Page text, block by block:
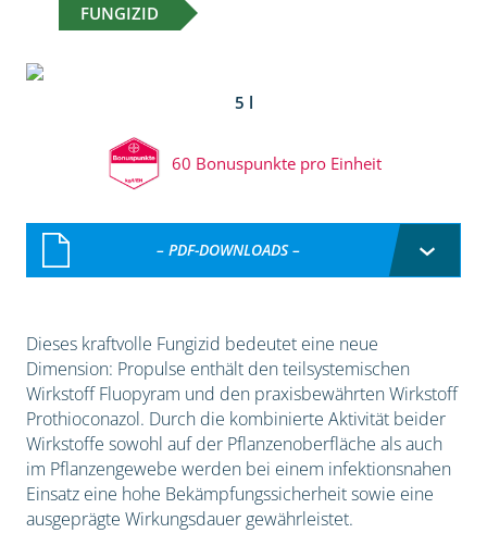
FUNGIZID
5 l
60 Bonuspunkte pro Einheit
– PDF-DOWNLOADS –
Dieses kraftvolle Fungizid bedeutet eine neue
Dimension: Propulse enthält den teilsystemischen
Wirkstoff Fluopyram und den praxisbewährten Wirkstoff
Prothioconazol. Durch die kombinierte Aktivität beider
Wirkstoffe sowohl auf der Pflanzenoberfläche als auch
im Pflanzengewebe werden bei einem infektionsnahen
Einsatz eine hohe Bekämpfungssicherheit sowie eine
ausgeprägte Wirkungsdauer gewährleistet.